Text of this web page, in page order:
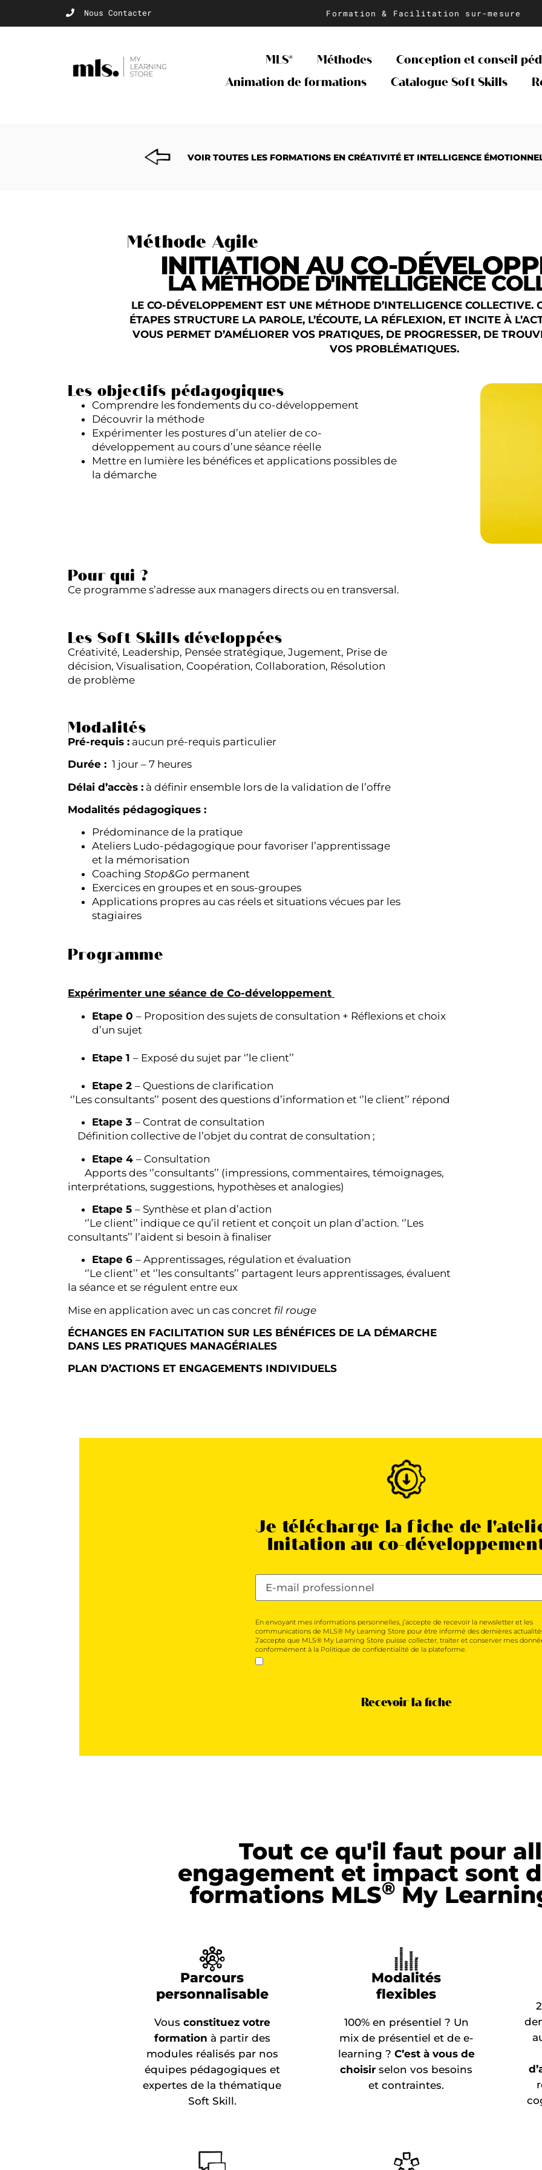
Nous Contacter Formation & Facilitation sur-mesure
MLS® Méthodes
Conception et conseil
Animation de formations
Catalogue Soft Skills
VOIR TOUTES LES FORMATIONS EN CRÉATIVITÉ ET INTELLIGENCE
Méthode Agile
INITIATION AU CO-
LA MÉTHODE D'INTELLIGENCE
LE CO-DÉVELOPPEMENT EST UNE MÉTHODE D’INTELLIGENCE COLLECTIVE.
ÉTAPES STRUCTURE LA PAROLE, L’ÉCOUTE, LA RÉFLEXION, ET INCITE À
VOUS PERMET D’AMÉLIORER VOS PRATIQUES, DE PROGRESSER, DE
VOS PROBLÉMATIQUES.
Les objectifs pédagogiques
Comprendre les fondements du co-développement
Découvrir la méthode
Expérimenter les postures d’un atelier de co-
développement au cours d’une séance réelle
Mettre en lumière les bénéfices et applications possibles de
la démarche
Pour qui ?
Ce programme s’adresse aux managers directs ou en transversal.
Les Soft Skills développées
Créativité, Leadership, Pensée stratégique, Jugement, Prise de
décision, Visualisation, Coopération, Collaboration, Résolution
de problème
Modalités
Pré-requis : aucun pré-requis particulier
Durée : 1 jour – 7 heures
Délai d’accès : à définir ensemble lors de la validation de l’offre
Modalités pédagogiques :
Prédominance de la pratique
Ateliers Ludo-pédagogique pour favoriser l’apprentissage
et la mémorisation
Coaching Stop&Go permanent
Exercices en groupes et en sous-groupes
Applications propres au cas réels et situations vécues par les
stagiaires
Programme
Expérimenter une séance de Co-développement
Etape 0 – Proposition des sujets de consultation + Réflexions et choix
d’un sujet
Etape 1 – Exposé du sujet par ‘’le client’’
Etape 2 – Questions de clarification
‘’Les consultants’’ posent des questions d’information et ‘’le client’’ répond
Etape 3 – Contrat de consultation
Définition collective de l’objet du contrat de consultation ;
Etape 4 – Consultation
Apports des ‘’consultants’’ (impressions, commentaires, témoignages,
interprétations, suggestions, hypothèses et analogies)
Etape 5 – Synthèse et plan d’action
‘’Le client’’ indique ce qu’il retient et conçoit un plan d’action. ‘’Les
consultants’’ l’aident si besoin à finaliser
Etape 6 – Apprentissages, régulation et évaluation
‘’Le client’’ et ‘’les consultants’’ partagent leurs apprentissages, évaluent
la séance et se régulent entre eux
Mise en application avec un cas concret fil rouge
ÉCHANGES EN FACILITATION SUR LES BÉNÉFICES DE LA DÉMARCHE
DANS LES PRATIQUES MANAGÉRIALES
PLAN D’ACTIONS ET ENGAGEMENTS INDIVIDUELS
Je télécharge la fiche de
Initation au co-
En envoyant mes informations personnelles, j’accepte de recevoir la newsletter et les
communications de MLS® My Learning Store pour être informé des dernières
J’accepte que MLS® My Learning Store puisse collecter, traiter et conserver mes
conformément à la Politique de confidentialité de la plateforme.
Recevoir la fiche
Tout ce qu'il faut pour
engagement et impact sont
formations MLS®My
Parcours
personnalisable
Vous constituez votre
formation à partir des
modules réalisés par nos
équipes pédagogiques et
expertes de la thématique
Soft Skill.
Modalités
flexibles
100% en présentiel ? Un
mix de présentiel et de e-
learning ? C’est à vous de
choisir selon vos besoins
et contraintes.